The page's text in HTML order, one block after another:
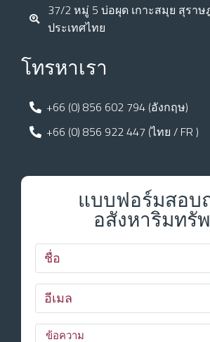
37/2 หมู่ 5 บ่อผุด เกาะสมุย สุรา
ประเทศไทย
โทรหาเรา
+66 (0) 856 602 794 (อังกฤษ)
+66 (0) 856 922 447 (ไทย / FR )
แบบฟอร์มสอบ
อสังหาริมทรั